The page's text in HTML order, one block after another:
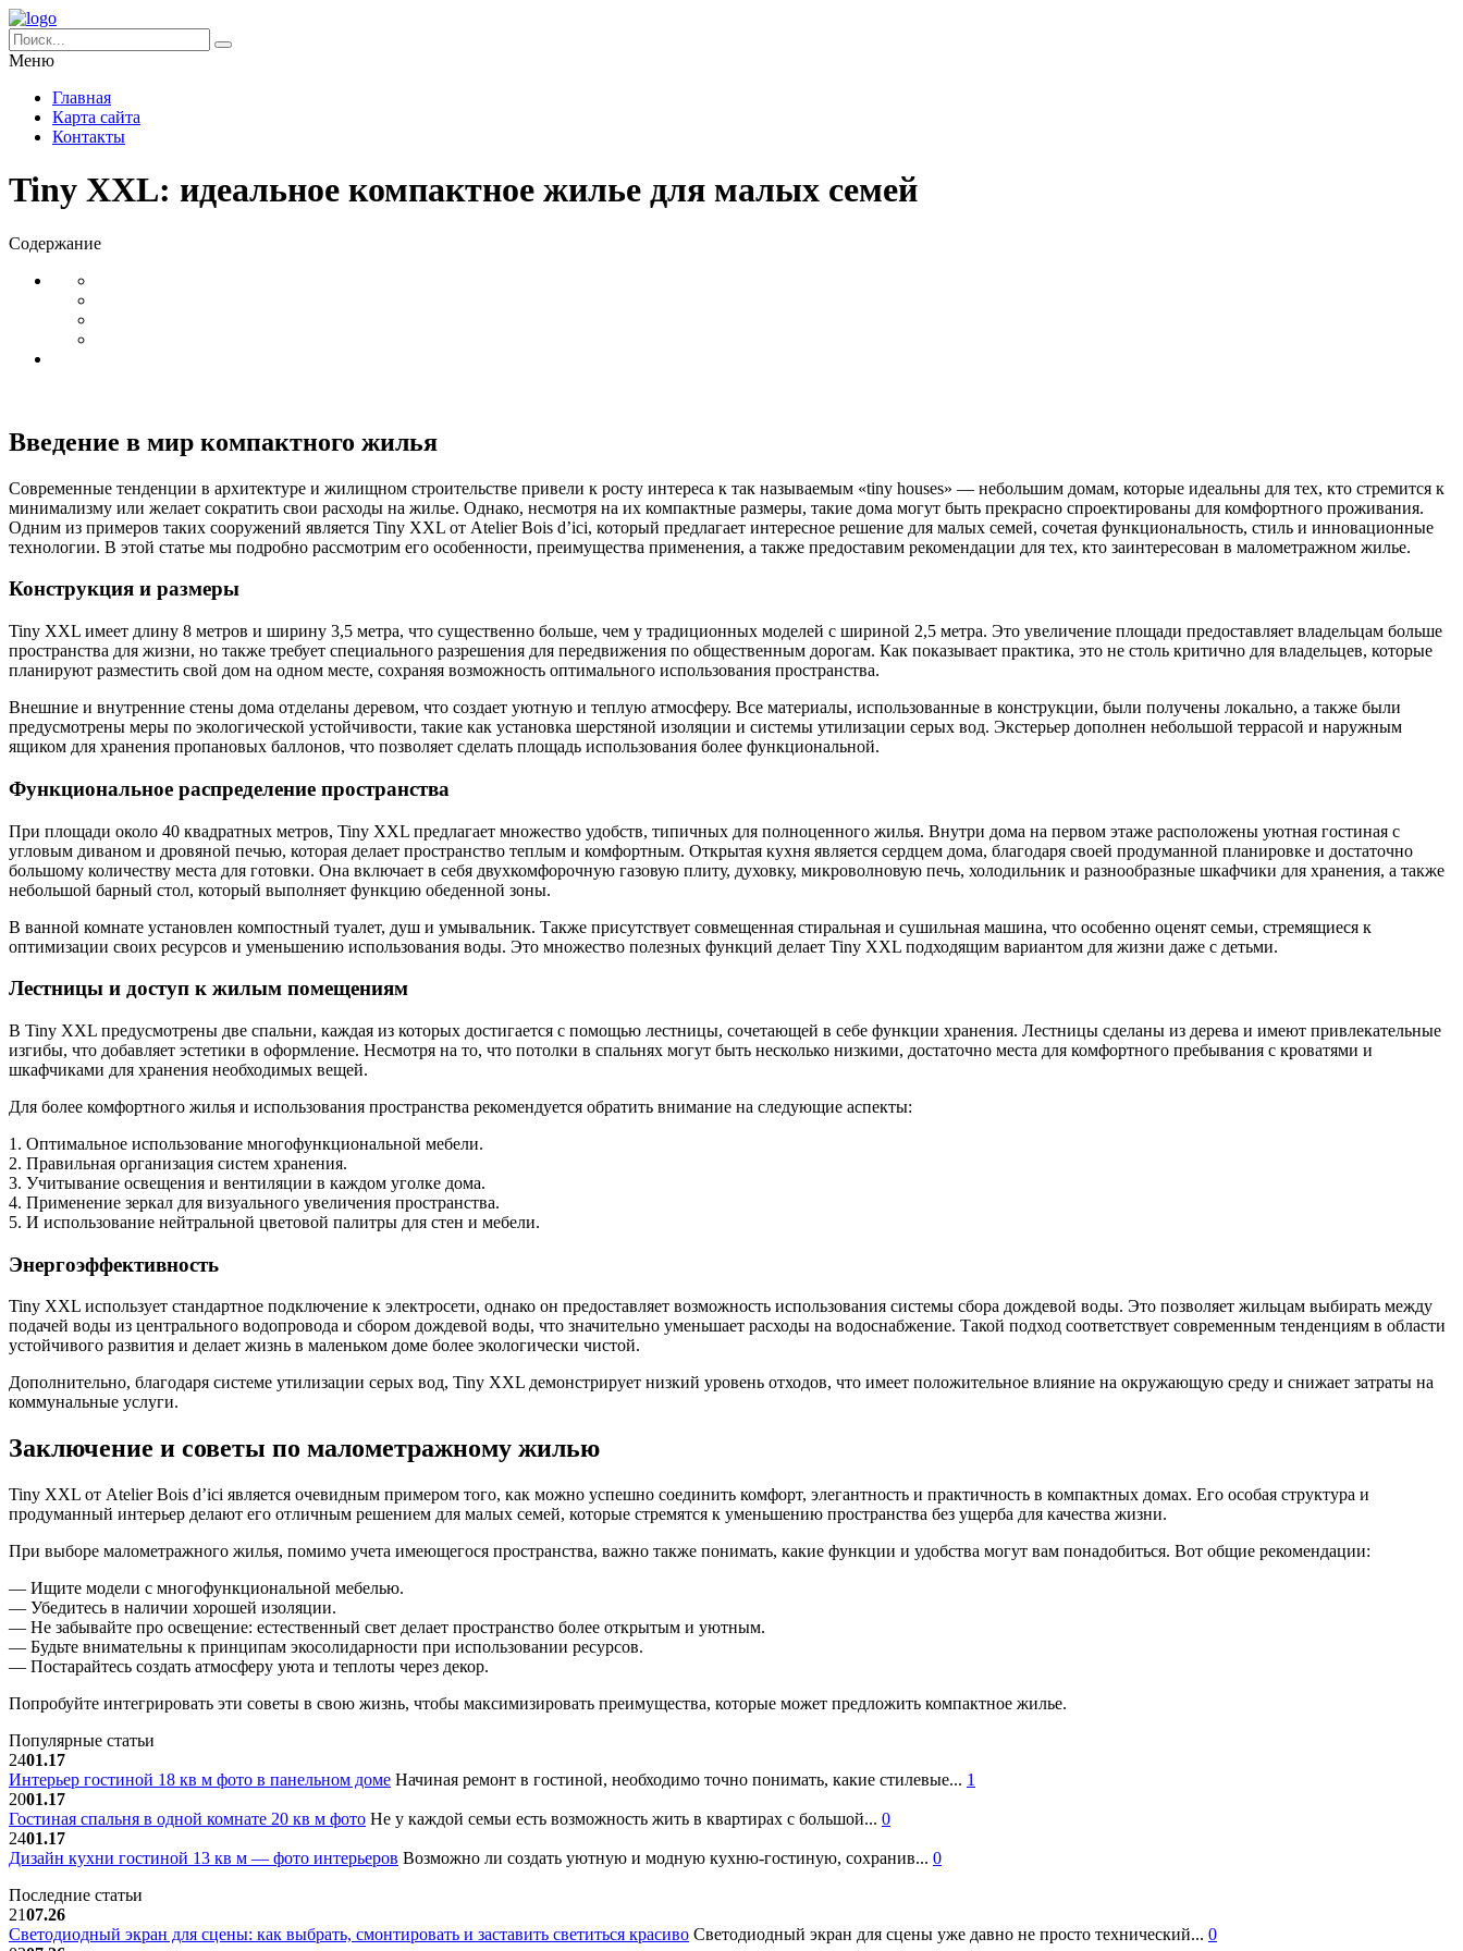
Меню
Главная
Карта сайта
Контакты
Tiny XXL: идеальное компактное жилье для малых семей
Содержание
Введение в мир компактного жилья
Современные тенденции в архитектуре и жилищном строительстве привели к росту интереса к так называемым «tiny houses» — небольшим домам, которые идеальны для тех, кто стремится к
минимализму или желает сократить свои расходы на жилье. Однако, несмотря на их компактные размеры, такие дома могут быть прекрасно спроектированы для комфортного проживания.
Одним из примеров таких сооружений является Tiny XXL от Atelier Bois d’ici, который предлагает интересное решение для малых семей, сочетая функциональность, стиль и инновационные
технологии. В этой статье мы подробно рассмотрим его особенности, преимущества применения, а также предоставим рекомендации для тех, кто заинтересован в малометражном жилье.
Конструкция и размеры
Tiny XXL имеет длину 8 метров и ширину 3,5 метра, что существенно больше, чем у традиционных моделей с шириной 2,5 метра. Это увеличение площади предоставляет владельцам больше
пространства для жизни, но также требует специального разрешения для передвижения по общественным дорогам. Как показывает практика, это не столь критично для владельцев, которые
планируют разместить свой дом на одном месте, сохраняя возможность оптимального использования пространства.
Внешние и внутренние стены дома отделаны деревом, что создает уютную и теплую атмосферу. Все материалы, использованные в конструкции, были получены локально, а также были
предусмотрены меры по экологической устойчивости, такие как установка шерстяной изоляции и системы утилизации серых вод. Экстерьер дополнен небольшой террасой и наружным
ящиком для хранения пропановых баллонов, что позволяет сделать площадь использования более функциональной.
Функциональное распределение пространства
При площади около 40 квадратных метров, Tiny XXL предлагает множество удобств, типичных для полноценного жилья. Внутри дома на первом этаже расположены уютная гостиная с
угловым диваном и дровяной печью, которая делает пространство теплым и комфортным. Открытая кухня является сердцем дома, благодаря своей продуманной планировке и достаточно
большому количеству места для готовки. Она включает в себя двухкомфорочную газовую плиту, духовку, микроволновую печь, холодильник и разнообразные шкафчики для хранения, а также
небольшой барный стол, который выполняет функцию обеденной зоны.
В ванной комнате установлен компостный туалет, душ и умывальник. Также присутствует совмещенная стиральная и сушильная машина, что особенно оценят семьи, стремящиеся к
оптимизации своих ресурсов и уменьшению использования воды. Это множество полезных функций делает Tiny XXL подходящим вариантом для жизни даже с детьми.
Лестницы и доступ к жилым помещениям
В Tiny XXL предусмотрены две спальни, каждая из которых достигается с помощью лестницы, сочетающей в себе функции хранения. Лестницы сделаны из дерева и имеют привлекательные
изгибы, что добавляет эстетики в оформление. Несмотря на то, что потолки в спальнях могут быть несколько низкими, достаточно места для комфортного пребывания с кроватями и
шкафчиками для хранения необходимых вещей.
Для более комфортного жилья и использования пространства рекомендуется обратить внимание на следующие аспекты:
1. Оптимальное использование многофункциональной мебели.
2. Правильная организация систем хранения.
3. Учитывание освещения и вентиляции в каждом уголке дома.
4. Применение зеркал для визуального увеличения пространства.
5. И использование нейтральной цветовой палитры для стен и мебели.
Энергоэффективность
Tiny XXL использует стандартное подключение к электросети, однако он предоставляет возможность использования системы сбора дождевой воды. Это позволяет жильцам выбирать между
подачей воды из центрального водопровода и сбором дождевой воды, что значительно уменьшает расходы на водоснабжение. Такой подход соответствует современным тенденциям в области
устойчивого развития и делает жизнь в маленьком доме более экологически чистой.
Дополнительно, благодаря системе утилизации серых вод, Tiny XXL демонстрирует низкий уровень отходов, что имеет положительное влияние на окружающую среду и снижает затраты на
коммунальные услуги.
Заключение и советы по малометражному жилью
Tiny XXL от Atelier Bois d’ici является очевидным примером того, как можно успешно соединить комфорт, элегантность и практичность в компактных домах. Его особая структура и
продуманный интерьер делают его отличным решением для малых семей, которые стремятся к уменьшению пространства без ущерба для качества жизни.
При выборе малометражного жилья, помимо учета имеющегося пространства, важно также понимать, какие функции и удобства могут вам понадобиться. Вот общие рекомендации:
— Ищите модели с многофункциональной мебелью.
— Убедитесь в наличии хорошей изоляции.
— Не забывайте про освещение: естественный свет делает пространство более открытым и уютным.
— Будьте внимательны к принципам экосолидарности при использовании ресурсов.
— Постарайтесь создать атмосферу уюта и теплоты через декор.
Попробуйте интегрировать эти советы в свою жизнь, чтобы максимизировать преимущества, которые может предложить компактное жилье.
Популярные статьи
2401.17
Интерьер гостиной 18 кв м фото в панельном доме Начиная ремонт в гостиной, необходимо точно понимать, какие стилевые... 1
2001.17
Гостиная спальня в одной комнате 20 кв м фото Не у каждой семьи есть возможность жить в квартирах с большой... 0
2401.17
Дизайн кухни гостиной 13 кв м — фото интерьеров Возможно ли создать уютную и модную кухню-гостиную, сохранив... 0
Последние статьи
2107.26
Светодиодный экран для сцены: как выбрать, смонтировать и заставить светиться красиво Светодиодный экран для сцены уже давно не просто технический... 0